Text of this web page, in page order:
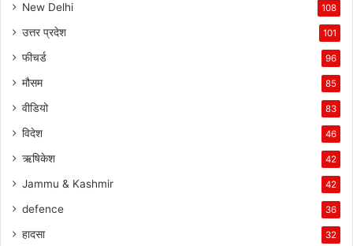
New Delhi 108
उत्तर प्रदेश 101
फीचर्ड 96
मौसम 85
वीडियो 83
विदेश 46
ऋषिकेश 42
Jammu & Kashmir 42
defence 36
हादसा 32